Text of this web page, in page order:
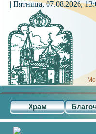
Храм
| Пятница, 07.08.2026,